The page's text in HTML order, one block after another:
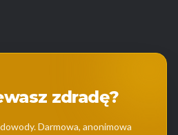
zdradę?
Darmowa, anonimowa